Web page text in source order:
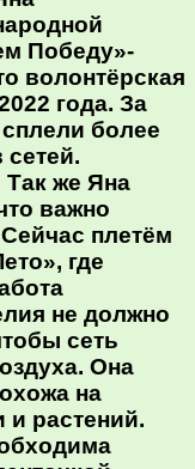
Победу»-
волонтёрская
года. За
более
Так же Яна
важно
плетём
где
не должно
сеть
Она
на
и растений.